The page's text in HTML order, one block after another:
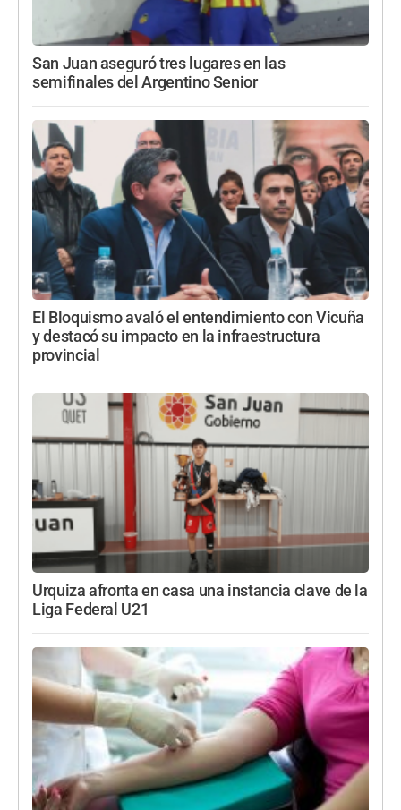
San Juan aseguró tres lugares en las
semifinales del Argentino Senior
El Bloquismo avaló el entendimiento con Vicuña
y destacó su impacto en la infraestructura
provincial
Urquiza afronta en casa una instancia clave de la
Liga Federal U21